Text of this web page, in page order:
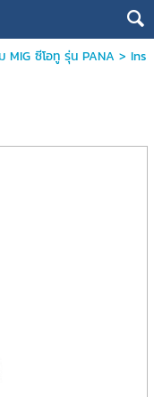
MIG ซีโอทู รุ่น PANA > Ins